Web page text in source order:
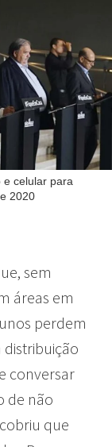
e celular para
2020
sem
áreas em
perdem
distribuição
conversar
de não
que